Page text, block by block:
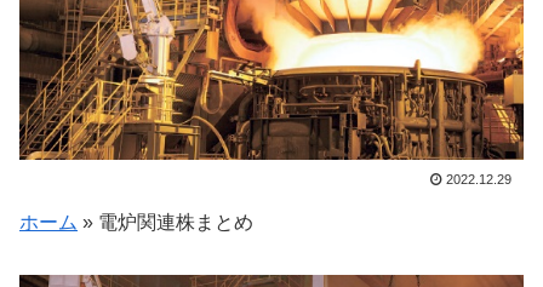
2022.12.29
ホーム » 電炉関連株まとめ